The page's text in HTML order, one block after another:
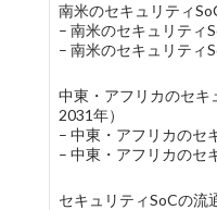
南米のセキュリティ
– 南米のセキュリティ
– 南米のセキュリティ
中東・アフリカのセキ
2031年）
– 中東・アフリカのセ
– 中東・アフリカのセ
セキュリティSoCの流